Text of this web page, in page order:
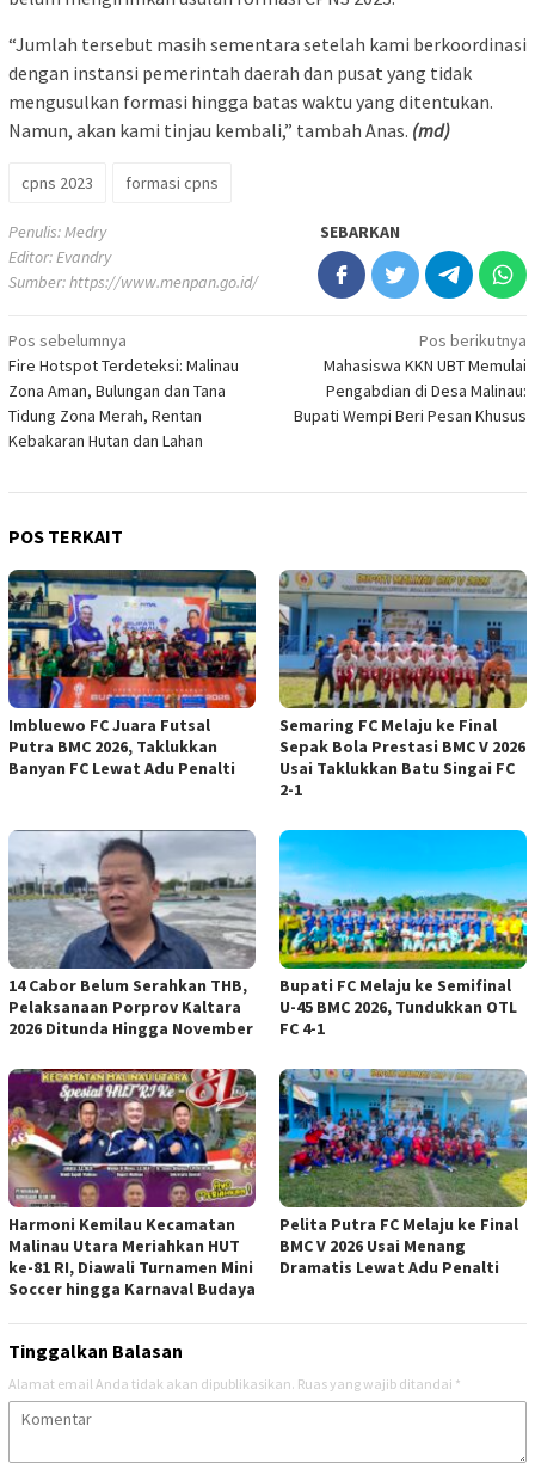
“Jumlah tersebut masih sementara setelah kami berkoordinasi
dengan instansi pemerintah daerah dan pusat yang tidak
mengusulkan formasi hingga batas waktu yang ditentukan.
Namun, akan kami tinjau kembali,” tambah Anas. (md)
cpns 2023 formasi cpns
Penulis: Medry
Editor: Evandry
Sumber:https://www.menpan.go.id/
SEBARKAN
Navigasi
pos
Pos sebelumnya
Fire Hotspot Terdeteksi: Malinau
Zona Aman, Bulungan dan Tana
Tidung Zona Merah, Rentan
Kebakaran Hutan dan Lahan
Pos berikutnya
Mahasiswa KKN UBT Memulai
Pengabdian di Desa Malinau:
Bupati Wempi Beri Pesan Khusus
POS TERKAIT
Imbluewo FC Juara Futsal
Putra BMC 2026, Taklukkan
Banyan FC Lewat Adu Penalti
Semaring FC Melaju ke Final
Sepak Bola Prestasi BMC V 2026
Usai Taklukkan Batu Singai FC
2-1
14 Cabor Belum Serahkan THB,
Pelaksanaan Porprov Kaltara
2026 Ditunda Hingga November
Bupati FC Melaju ke Semifinal
U-45 BMC 2026, Tundukkan OTL
FC 4-1
Harmoni Kemilau Kecamatan
Malinau Utara Meriahkan HUT
ke-81 RI, Diawali Turnamen Mini
Soccer hingga Karnaval Budaya
Pelita Putra FC Melaju ke Final
BMC V 2026 Usai Menang
Dramatis Lewat Adu Penalti
Tinggalkan Balasan
Alamat email Anda tidak akan dipublikasikan. Ruas yang wajib ditandai *